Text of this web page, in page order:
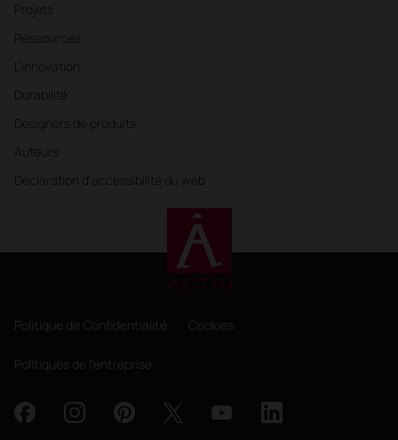
Projets
Ressources
L'innovation
Durabilité
Designers de produits
Auteurs
Déclaration d'accessibilité du web
Politique de Confidentialité Cookies
Politiques de l'entreprise